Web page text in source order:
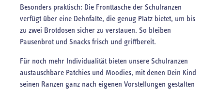
Besonders praktisch: Die Fronttasche der Schulranzen
verfügt über eine Dehnfalte, die genug Platz bietet, um bis
zu zwei Brotdosen sicher zu verstauen. So bleiben
Pausenbrot und Snacks frisch und griffbereit.
Für noch mehr Individualität bieten unsere Schulranzen
austauschbare Patchies und Moodies, mit denen Dein Kind
seinen Ranzen ganz nach eigenen Vorstellungen gestalten